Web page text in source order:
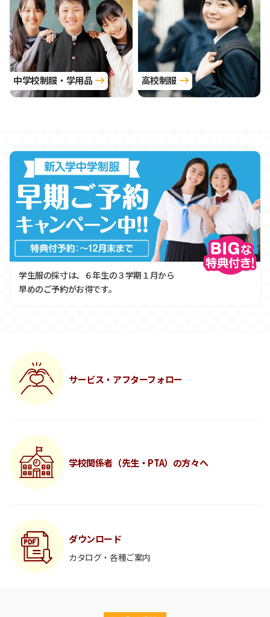
中学校制服・学用品 高校制服
学生服の採寸は、６年生の３学期１月から
早めのご予約がお得です。
サービス・アフターフォロー
学校関係者（先生・PTA）の方々へ
ダウンロード
カタログ・各種ご案内